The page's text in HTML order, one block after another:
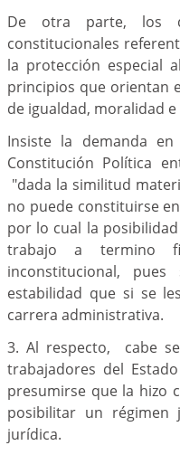
De otra parte, los
constitucionales
la protección especial
principios que orientan
de igualdad, moralidad
Insiste la demanda
Constitución Política
"dada la similitud
no puede constituirse
por lo cual la
trabajo a termino
inconstitucional,
estabilidad que si se
carrera administrativa.
3. Al respecto, cabe
trabajadores del
presumirse que la hizo
posibilitar un régimen
jurídica.